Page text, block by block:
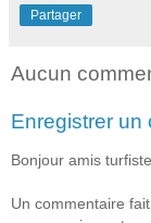
Partager
Aucun
Enregistrer un
Bonjour amis
Un commentaire